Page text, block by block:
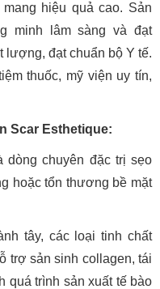
hiệu quả cao. Sản
minh lâm sàng và đạt
lượng, đạt chuẩn bộ Y tế.
thuốc, mỹ viện uy tín,
Scar Esthetique:
dòng chuyên đặc trị sẹo
hoặc tổn thương bề mặt
tây, các loại tinh chất
trợ sản sinh collagen, tái
quá trình sản xuất tế bào